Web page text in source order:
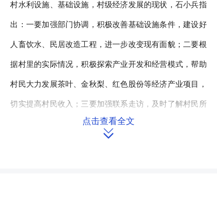
村水利设施、基础设施，村级经济发展的现状，石小兵指
出：一要加强部门协调，积极改善基础设施条件，建设好
人畜饮水、民居改造工程，进一步改变现有面貌；二要根
据村里的实际情况，积极探索产业开发和经营模式，帮助
村民大力发展茶叶、金秋梨、红色股份等经济产业项目，
切实提高村民收入；三要加强联系走访，及时了解村民所
需所想，着力解决突出问题，采取有力措施，关爱空巢老
点击查看全文
